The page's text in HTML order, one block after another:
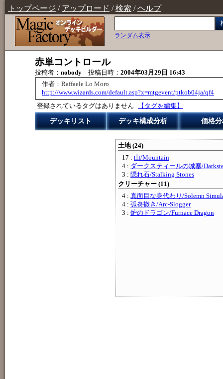
トップページ / アップロード /検索 /ヘルプ
ランダム表示
赤単コントロール
投稿者： nobody 投稿日時： 2004年03月29日 16:43
作者：Raffaele Lo Moro
http://www.wizards.com/default.asp?x=mtgevent/ptkob04ja/qf4
登録されているタグはありません
【タグを編集】
デッキリスト デッキ構成分析 価格
土地 (24)
17 : 山/Mountain
4 : ダークスティールの城塞/
3 : 隠れ石/Stalking Stones
クリーチャー (11)
4 : 真面目な身代わり/Solemn
4 : 弧炎撒き/Arc-Slogger
3 : 炉のドラゴン/Furnace Dragon